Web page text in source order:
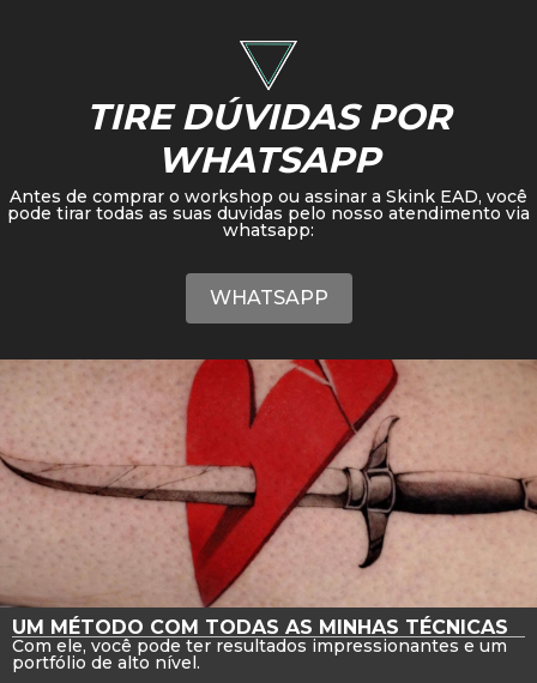
TIRE DÚVIDAS POR
WHATSAPP
Antes de comprar o workshop ou assinar a Skink EAD, você
pode tirar todas as suas duvidas pelo nosso atendimento via
whatsapp:
WHATSAPP
UM MÉTODO COM TODAS AS MINHAS TÉCNICAS
Com ele, você pode ter resultados impressionantes e um
portfólio de alto nível.